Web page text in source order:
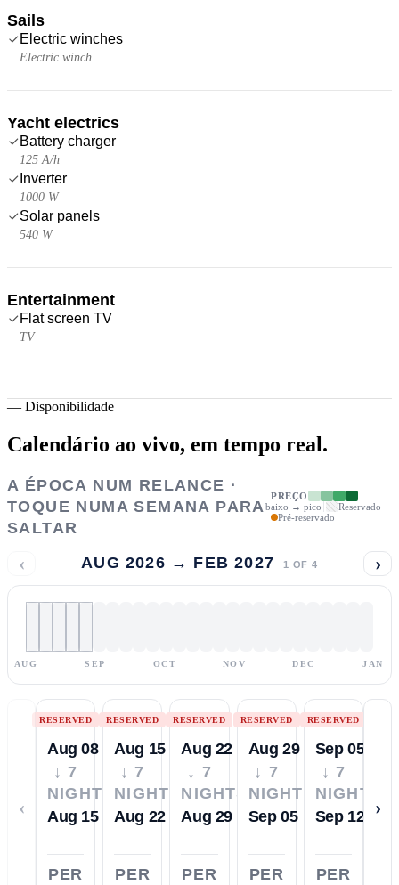
Sails
Electric winches
Electric winch
Yacht electrics
Battery charger
125 A/h
Inverter
1000 W
Solar panels
540 W
Entertainment
Flat screen TV
TV
— Disponibilidade
Calendário ao vivo, em tempo real.
A ÉPOCA NUM RELANCE ·
TOQUE NUMA SEMANA PARA
SALTAR
PREÇO
baixo → pico
Reservado
Pré-reservado
‹ AUG 2026 → FEB 2027 1 OF 4 ›
AUG SEP OCT NOV DEC JAN
‹
RESERVED
Aug 08
↓ 7
NIGHTS
Aug 15
PER
RESERVED
Aug 15
↓ 7
NIGHTS
Aug 22
PER
RESERVED
Aug 22
↓ 7
NIGHTS
Aug 29
PER
RESERVED
Aug 29
↓ 7
NIGHTS
Sep 05
PER
RESERVED
Sep 05
↓ 7
NIGHTS
Sep 12
PER
›